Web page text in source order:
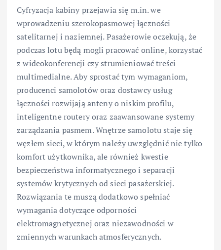
Cyfryzacja kabiny przejawia się m.in. we
wprowadzeniu szerokopasmowej łączności
satelitarnej i naziemnej. Pasażerowie oczekują, że
podczas lotu będą mogli pracować online, korzystać
z wideokonferencji czy strumieniować treści
multimedialne. Aby sprostać tym wymaganiom,
producenci samolotów oraz dostawcy usług
łączności rozwijają anteny o niskim profilu,
inteligentne routery oraz zaawansowane systemy
zarządzania pasmem. Wnętrze samolotu staje się
węzłem sieci, w którym należy uwzględnić nie tylko
komfort użytkownika, ale również kwestie
bezpieczeństwa informatycznego i separacji
systemów krytycznych od sieci pasażerskiej.
Rozwiązania te muszą dodatkowo spełniać
wymagania dotyczące odporności
elektromagnetycznej oraz niezawodności w
zmiennych warunkach atmosferycznych.